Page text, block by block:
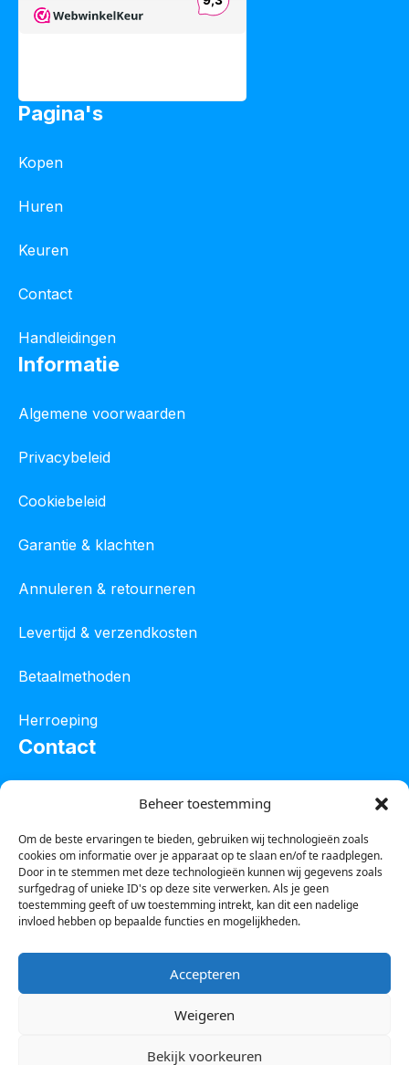
Beheer toestemming
Om de beste ervaringen te bieden, gebruiken wij technologieën zoals
cookies om informatie over je apparaat op te slaan en/of te raadplegen.
Door in te stemmen met deze technologieën kunnen wij gegevens zoals
surfgedrag of unieke ID's op deze site verwerken. Als je geen
toestemming geeft of uw toestemming intrekt, kan dit een nadelige
invloed hebben op bepaalde functies en mogelijkheden.
Accepteren
Weigeren
Bekijk voorkeuren
Pagina's
Kopen
Huren
Keuren
Contact
Handleidingen
Informatie
Algemene voorwaarden
Privacybeleid
Cookiebeleid
Garantie & klachten
Annuleren & retourneren
Levertijd & verzendkosten
Betaalmethoden
Herroeping
Contact
Tel :0850601800
Whatsapp : 0623388306
KvK leeuwarden : 61835943
BTW nr : NL001450418B86